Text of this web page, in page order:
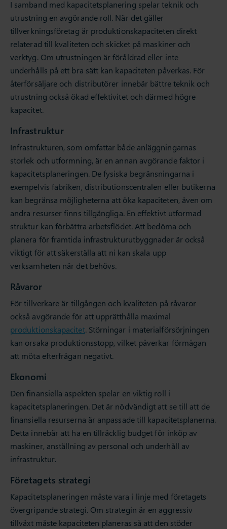
I samband med kapacitetsplanering spelar teknik och
utrustning en avgörande roll. När det gäller
tillverkningsföretag är produktionskapaciteten direkt
relaterad till kvaliteten och skicket på maskiner och
verktyg. Om utrustningen är föråldrad eller inte
underhålls på ett bra sätt kan kapaciteten påverkas. För
återförsäljare och distributörer innebär bättre teknik och
utrustning också ökad effektivitet och därmed högre
kapacitet.
Infrastruktur
Infrastrukturen, som omfattar både anläggningarnas
storlek och utformning, är en annan avgörande faktor i
kapacitetsplaneringen. De fysiska begränsningarna i
exempelvis fabriken, distributionscentralen eller butikerna
kan begränsa möjligheterna att öka kapaciteten, även om
andra resurser finns tillgängliga. En effektivt utformad
struktur kan förbättra arbetsflödet. Att bedöma och
planera för framtida infrastrukturutbyggnader är också
viktigt för att säkerställa att ni kan skala upp
verksamheten när det behövs.
Råvaror
För tillverkare är tillgången och kvaliteten på råvaror
också avgörande för att upprätthålla maximal
produktionskapacitet. Störningar i materialförsörjningen
kan orsaka produktionsstopp, vilket påverkar förmågan
att möta efterfrågan negativt.
Ekonomi
Den finansiella aspekten spelar en viktig roll i
kapacitetsplaneringen. Det är nödvändigt att se till att de
finansiella resurserna är anpassade till kapacitetsplanerna.
Detta innebär att ha en tillräcklig budget för inköp av
maskiner, anställning av personal och underhåll av
infrastruktur.
Företagets strategi
Kapacitetsplaneringen måste vara i linje med företagets
övergripande strategi. Om strategin är en aggressiv
tillväxt måste kapaciteten planeras så att den stöder